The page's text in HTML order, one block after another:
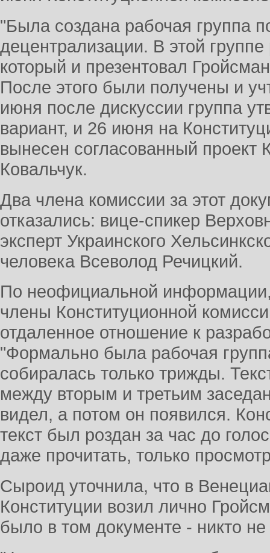
"Была создана рабочая группа
децентрализации. В этой группе
который и презентовал
После этого были получены и
июня после дискуссии группа
вариант, и 26 июня на
вынесен согласованный проект
Ковальчук.
Два члена комиссии за этот
отказались: вице-спикер
эксперт Украинского
человека Всеволод Речицкий.
По неофициальной
члены Конституционной
отдаленное отношение к
"Формально была рабочая
собиралась только трижды.
между вторым и третьим
видел, а потом он появился.
текст был роздан за час до
даже прочитать, только
Сыроид уточнила, что в
Конституции возил лично
было в том документе - никто